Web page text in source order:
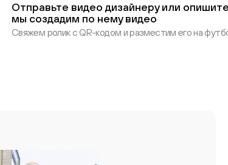
Отправьте видео дизайнеру или
мы создадим по нему видео
Свяжем ролик с QR-кодом и разместим его на